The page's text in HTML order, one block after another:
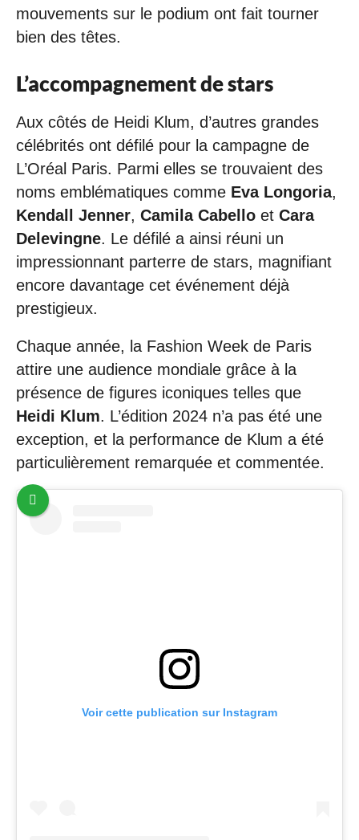
mouvements sur le podium ont fait tourner
bien des têtes.
L’accompagnement de stars
Aux côtés de Heidi Klum, d’autres grandes
célébrités ont défilé pour la campagne de
L’Oréal Paris. Parmi elles se trouvaient des
noms emblématiques comme Eva Longoria,
Kendall Jenner, Camila Cabello et Cara
Delevingne. Le défilé a ainsi réuni un
impressionnant parterre de stars, magnifiant
encore davantage cet événement déjà
prestigieux.
Chaque année, la Fashion Week de Paris
attire une audience mondiale grâce à la
présence de figures iconiques telles que
Heidi Klum. L’édition 2024 n’a pas été une
exception, et la performance de Klum a été
particulièrement remarquée et commentée.
Voir cette publication sur Instagram